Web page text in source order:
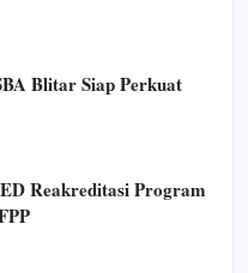
Blitar Siap Perkuat
Reakreditasi Program